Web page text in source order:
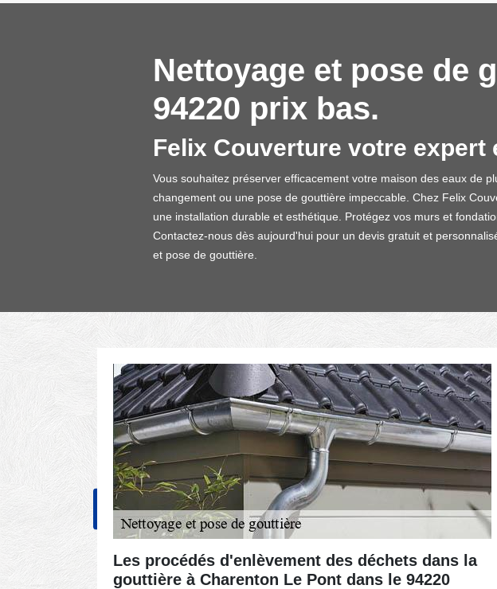
NOS RÉALISATIONS CONTACTEZ-NOUS
Nettoyage et pose de
94220 prix bas.
Felix Couverture votre expert
Vous souhaitez préserver efficacement votre maison des eaux de
changement ou une pose de gouttière impeccable. Chez Felix
une installation durable et esthétique. Protégez vos murs et
Contactez-nous dès aujourd'hui pour un devis gratuit et
et pose de gouttière.
Les procédés d'enlèvement des déchets dans la
gouttière à Charenton Le Pont dans le 94220